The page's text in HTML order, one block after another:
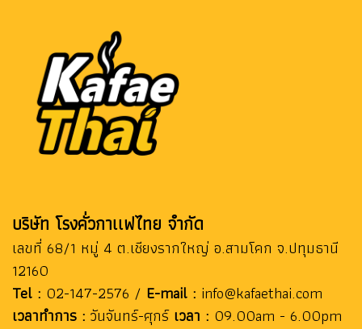
บริษัท โรงคั่วกาเเฟไทย จำกัด
เลขที่ 68/1 หมู่ 4 ต.เชียงรากใหญ่ อ.สามโคก จ.ปทุมธานี
12160
Tel : 02-147-2576 / E-mail : info@kafaethai.com
เวลาทำการ : วันจันทร์-ศุกร์เวลา : 09.00am - 6.00pm